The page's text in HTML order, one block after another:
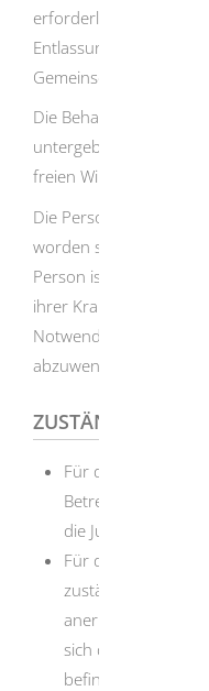
erforderlich sind, um
Entlassung ein
Gemeinschaft zu
Die Behandlung bedarf
untergebrachten
freien Willen der
Die Person muss zuvor
worden sein. Eine
Person ist jedoch nicht
ihrer Krankheit keine
Notwendigkeit der
abzuwenden.
ZUSTÄNDIGE
Für die Anordnung
Betreuungsgericht
die Jugendkammer
Für die
zuständige untere
anerkannte
sich die psychisch
befindet.